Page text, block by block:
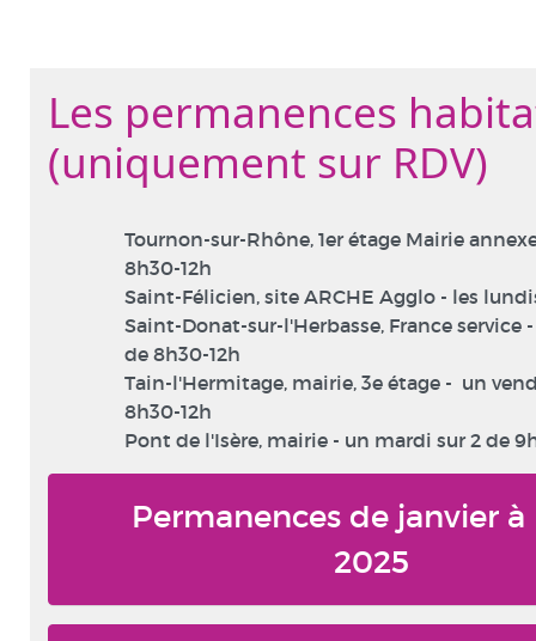
Les permanences
(uniquement sur RDV)
Tournon-sur-Rhône, 1er étage Mairie
8h30-12h
Saint-Félicien, site ARCHE Agglo - les
Saint-Donat-sur-l'Herbasse, France service
de 8h30-12h
Tain-l'Hermitage, mairie, 3e étage - un
8h30-12h
Pont de l'Isère, mairie - un mardi sur 2 de
Permanences de janvier à
2025